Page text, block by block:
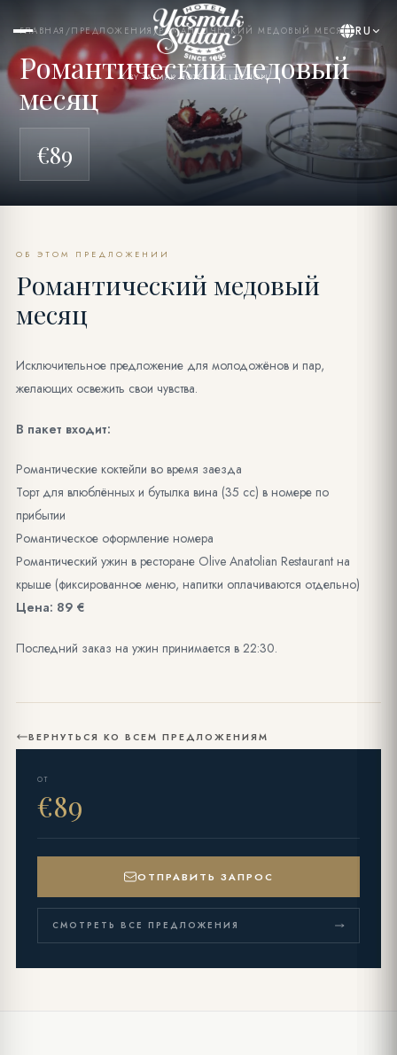
BY YASMAK HOTEL COLLECTION
RU
ГЛАВНАЯ /ПРЕДЛОЖЕНИЯ /РОМАНТИЧЕСКИЙ МЕДОВЫЙ МЕСЯЦ
Романтический медовый
месяц
€89
ОБ ЭТОМ ПРЕДЛОЖЕНИИ
Романтический медовый
месяц
Исключительное предложение для молодожёнов и пар,
желающих освежить свои чувства.
В пакет входит:
Романтические коктейли во время заезда
Торт для влюблённых и бутылка вина (35 cc) в номере по
прибытии
Романтическое оформление номера
Романтический ужин в ресторане Olive Anatolian Restaurant на
крыше (фиксированное меню, напитки оплачиваются отдельно)
Цена: 89 €
Последний заказ на ужин принимается в 22:30.
ВЕРНУТЬСЯ КО ВСЕМ ПРЕДЛОЖЕНИЯМ
ОТ
€89
ОТПРАВИТЬ ЗАПРОС
СМОТРЕТЬ ВСЕ ПРЕДЛОЖЕНИЯ